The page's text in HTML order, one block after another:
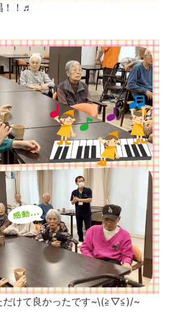
！！♬
だけて良かったです~\(≧▽≦)/~